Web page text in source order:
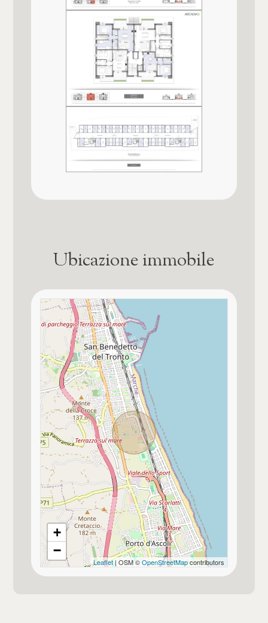
Posizione
Zona in forte espansione
Animali ammessi
Si
Impianto Elettrico
A norma
Qualità e pregio dell'immobile
★★★★★
★★★★
Doccia
Pavim. Reparto Giorno
altro / a scelta
Pavim. Reparto Notte
altro / a scelta
Tipo serranda garage
Basculante elettrica
Balcone abitabile
Altri immobili disponibili nel fabbricato
Portone Blindato
Impianto di pannelli fotovoltaici
< 10 kw circa
Pista da pattinaggio a rotelle
Pista d'atletica
Università
Ubicazione immobile
+
−
Leaflet| OSM ©OpenStreetMapcontributors
Posto auto/Box
Balcone/Terrazzo
Nuova costruzione
Lusso